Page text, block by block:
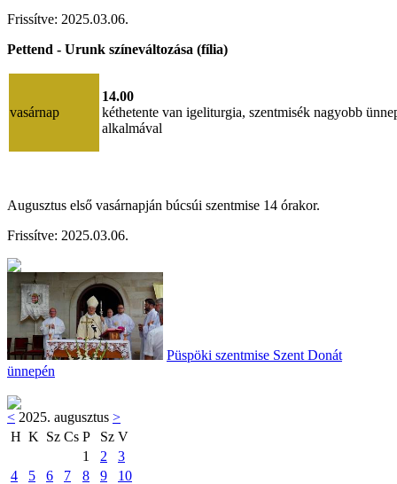
Frissítve: 2025.03.06.
Pettend - Urunk színeváltozása (fília)
vasárnap
14.00
kéthetente van igeliturgia, szentmisék nagyobb
alkalmával
Augusztus első vasárnapján búcsúi szentmise 14 órakor.
Frissítve: 2025.03.06.
Püspöki szentmise Szent Donát
ünnepén
< 2025. augusztus >
H K Sz Cs P Sz V
1
2
3
4
5 6 7 8 9
10